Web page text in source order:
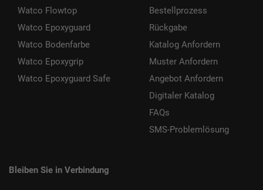
Watco Flowtop
Watco Epoxyguard
Watco Bodenfarbe
Watco Epoxygrip
Watco Epoxyguard Safe
Bestellprozess
Rückgabe
Katalog Anfordern
Muster Anfordern
Angebot Anfordern
Digitaler Katalog
FAQs
SMS-Problemlösung
Bleiben Sie in Verbindung